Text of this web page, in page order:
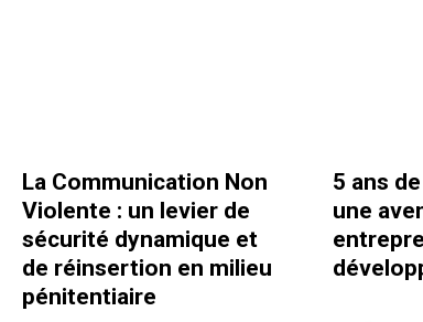
La Communication Non
Violente : un levier de
sécurité dynamique et
de réinsertion en milieu
pénitentiaire
5 ans
une